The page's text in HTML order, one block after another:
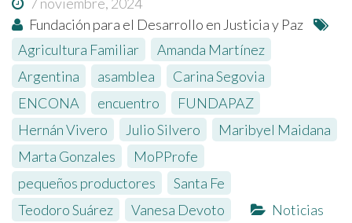
Fundación para el Desarrollo en Justicia y Paz
Agricultura Familiar
Amanda Martínez
Argentina
asamblea Carina Segovia
ENCONA
encuentro FUNDAPAZ
Hernán Vivero
Julio Silvero Maribyel Maidana
Marta Gonzales
MoPProfe
pequeños productores
Santa Fe
Teodoro Suárez
Vanesa Devoto Noticias